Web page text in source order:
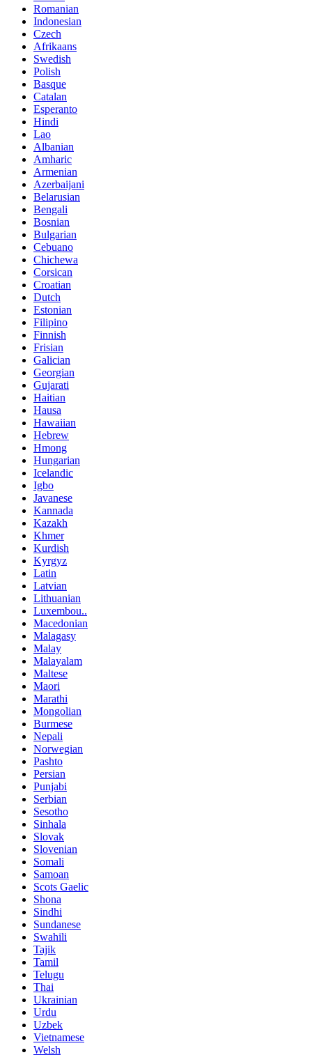
Romanian
Indonesian
Czech
Afrikaans
Swedish
Polish
Basque
Catalan
Esperanto
Hindi
Lao
Albanian
Amharic
Armenian
Azerbaijani
Belarusian
Bengali
Bosnian
Bulgarian
Cebuano
Chichewa
Corsican
Croatian
Dutch
Estonian
Filipino
Finnish
Frisian
Galician
Georgian
Gujarati
Haitian
Hausa
Hawaiian
Hebrew
Hmong
Hungarian
Icelandic
Igbo
Javanese
Kannada
Kazakh
Khmer
Kurdish
Kyrgyz
Latin
Latvian
Lithuanian
Luxembou..
Macedonian
Malagasy
Malay
Malayalam
Maltese
Maori
Marathi
Mongolian
Burmese
Nepali
Norwegian
Pashto
Persian
Punjabi
Serbian
Sesotho
Sinhala
Slovak
Slovenian
Somali
Samoan
Scots Gaelic
Shona
Sindhi
Sundanese
Swahili
Tajik
Tamil
Telugu
Thai
Ukrainian
Urdu
Uzbek
Vietnamese
Welsh